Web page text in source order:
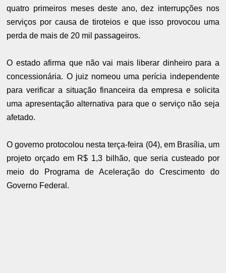
quatro primeiros meses deste ano, dez interrupções nos
serviços por causa de tiroteios e que isso provocou uma
perda de mais de 20 mil passageiros.
O estado afirma que não vai mais liberar dinheiro para a
concessionária. O juiz nomeou uma perícia independente
para verificar a situação financeira da empresa e solicita
uma apresentação alternativa para que o serviço não seja
afetado.
O governo protocolou nesta terça-feira (04), em Brasília, um
projeto orçado em R$ 1,3 bilhão, que seria custeado por
meio do Programa de Aceleração do Crescimento do
Governo Federal.